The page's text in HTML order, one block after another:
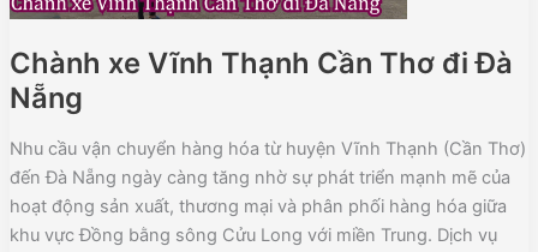
Chành xe Vĩnh Thạnh Cần Thơ đi Đà
Nẵng
Nhu cầu vận chuyển hàng hóa từ huyện Vĩnh Thạnh (Cần Thơ)
đến Đà Nẵng ngày càng tăng nhờ sự phát triển mạnh mẽ của
hoạt động sản xuất, thương mại và phân phối hàng hóa giữa
khu vực Đồng bằng sông Cửu Long với miền Trung. Dịch vụ